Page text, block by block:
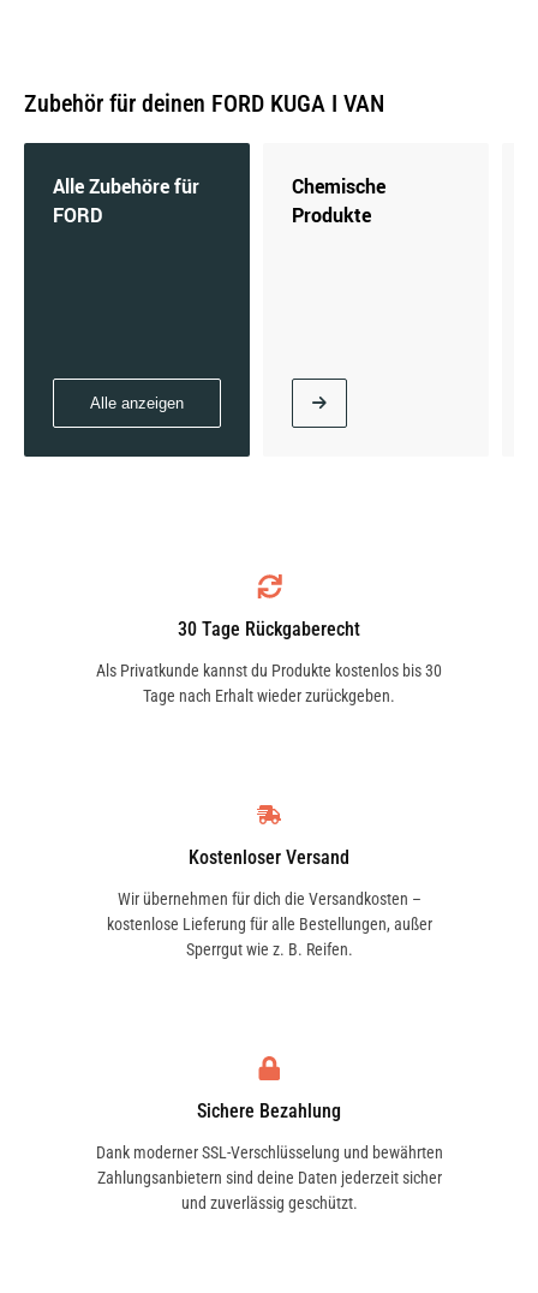
Zubehör für deinen FORD KUGA I VAN
Alle Zubehöre für
FORD
Alle anzeigen
Chemische
Produkte
30 Tage Rückgaberecht
Als Privatkunde kannst du Produkte kostenlos bis 30
Tage nach Erhalt wieder zurückgeben.
Kostenloser Versand
Wir übernehmen für dich die Versandkosten –
kostenlose Lieferung für alle Bestellungen, außer
Sperrgut wie z. B. Reifen.
Sichere Bezahlung
Dank moderner SSL-Verschlüsselung und bewährten
Zahlungsanbietern sind deine Daten jederzeit sicher
und zuverlässig geschützt.